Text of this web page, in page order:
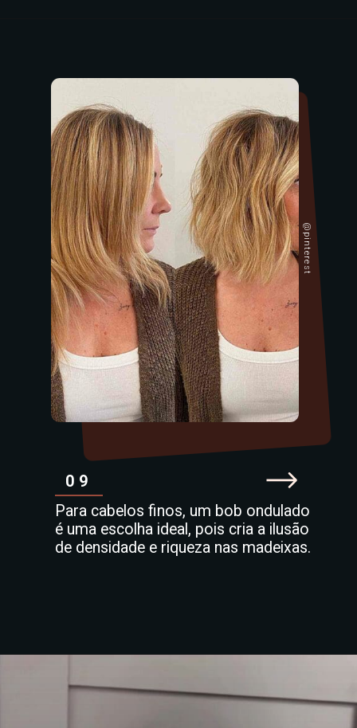
09
Para cabelos finos, um bob ondulado
é uma escolha ideal, pois cria a ilusão
de densidade e riqueza nas madeixas.
@pinterest